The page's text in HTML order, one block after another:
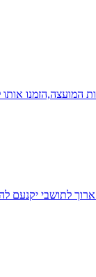
אותו
ארוך לתושבי